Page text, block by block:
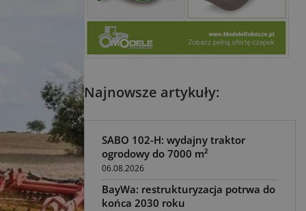
Najnowsze artykuły:
SABO 102-H: wydajny traktor
ogrodowy do 7000 m²
06.08.2026
BayWa: restrukturyzacja potrwa do
końca 2030 roku